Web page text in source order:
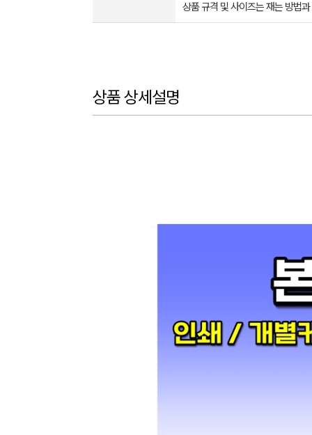
상품 규격 및 사이즈는 재는 방법
상품 상세설명